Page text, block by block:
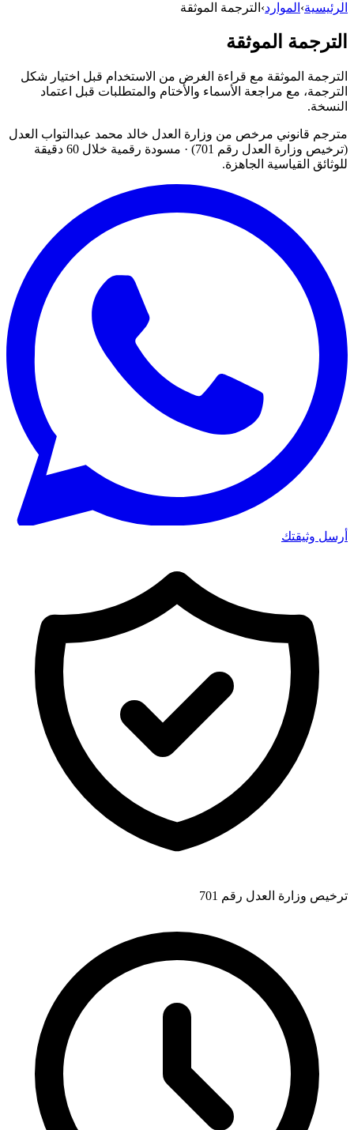
الرئيسية› الموارد› الترجمة الموثقة
الترجمة الموثقة
الترجمة الموثقة مع قراءة الغرض من الاستخدام قبل اختيار شكل
الترجمة، مع مراجعة الأسماء والأختام والمتطلبات قبل اعتماد
النسخة.
مترجم قانوني مرخص من وزارة العدل خالد محمد عبدالتواب العدل
(ترخيص وزارة العدل رقم 701) · مسودة رقمية خلال 60 دقيقة
للوثائق القياسية الجاهزة.
أرسل وثيقتك
ترخيص وزارة العدل رقم 701